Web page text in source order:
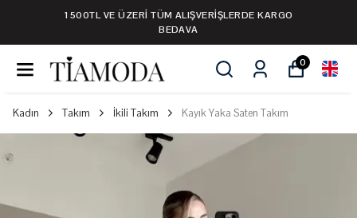
1500TL VE ÜZERİ TÜM ALIŞVERİŞLERDE KARGO
BEDAVA
0
Kadın Takım İkili Takım Kayık Yaka Saten Takım